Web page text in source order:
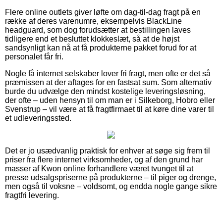
Flere online outlets giver løfte om dag-til-dag fragt på en
række af deres varenumre, eksempelvis BlackLine
headguard, som dog forudsætter at bestillingen laves
tidligere end et besluttet klokkeslæt, så at de højst
sandsynligt kan nå at få produkterne pakket forud for at
personalet får fri.
Nogle få internet selskaber lover fri fragt, men ofte er det så
præmissen at der aftages for en fastsat sum. Som alternativ
burde du udvælge den mindst kostelige leveringsløsning,
der ofte – uden hensyn til om man er i Silkeborg, Hobro eller
Svenstrup – vil være at få fragtfirmaet til at køre dine varer til
et udleveringssted.
Det er jo usædvanlig praktisk for enhver at søge sig frem til
priser fra flere internet virksomheder, og af den grund har
masser af Kwon online forhandlere været tvunget til at
presse udsalgspriserne på produkterne – til piger og drenge,
men også til voksne – voldsomt, og endda nogle gange sikre
fragtfri levering.